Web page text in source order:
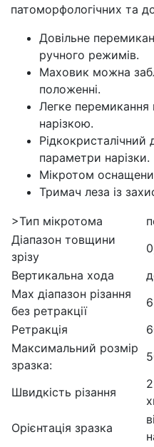
патоморфологічних та
Довільне
ручного режимів.
Маховик можна
положенні.
Легке перемикання
нарізкою.
Рідкокристалічний
параметри нарізки.
Мікротом
Тримач леза із
>Тип мікротома
Діапазон товщини
зрізу
Вертикальна хода
Мах діапазон різання
без ретракції
Ретракція
Максимальний розмір
зразка:
Швидкість різання
Орієнтація зразка